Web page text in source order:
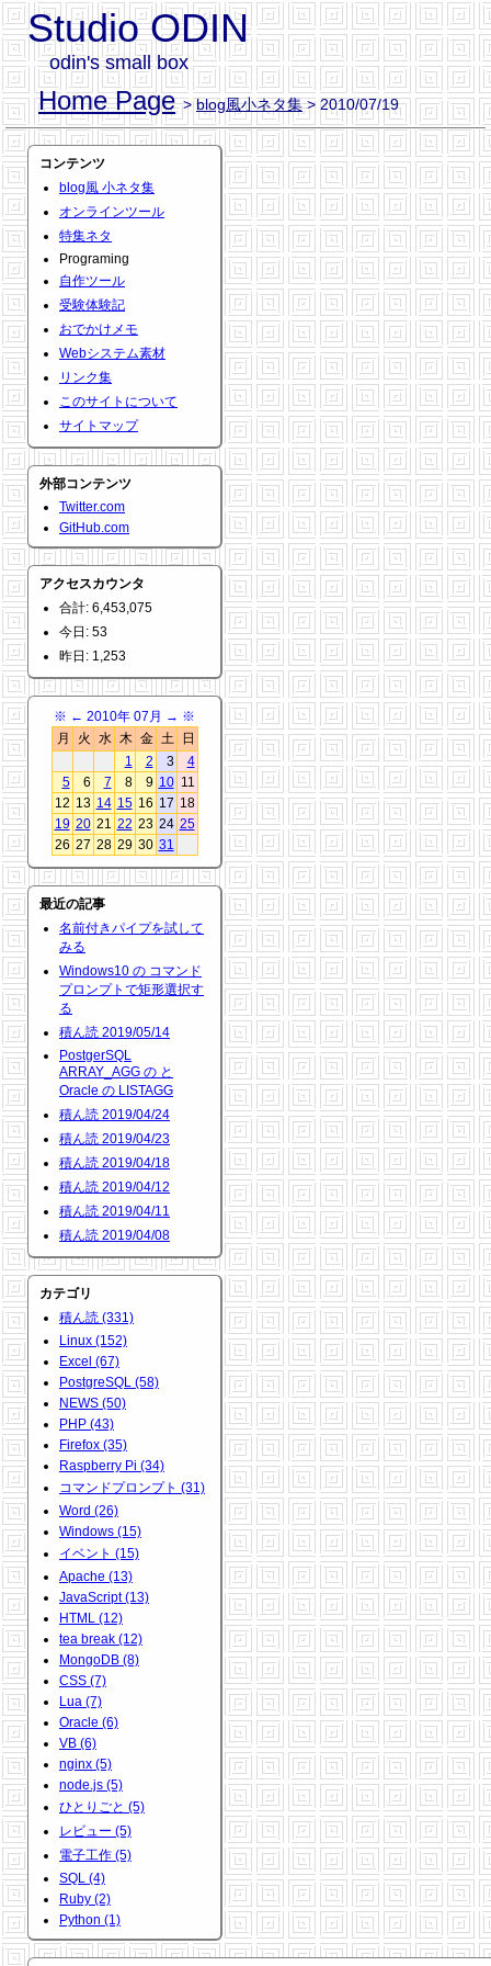
Studio ODIN
odin's small box
Home Page >blog風小ネタ集> 2010/07/19
コンテンツ
blog風 小ネタ集
オンラインツール
特集ネタ
Programing
自作ツール
受験体験記
おでかけメモ
Webシステム素材
リンク集
このサイトについて
サイトマップ
外部コンテンツ
Twitter.com
GitHub.com
アクセスカウンタ
合計: 6,453,075
今日: 53
昨日: 1,253
※ ← 2010年 07月 → ※
月
火 水 木 金 土
日
1
2 3
4
5
6 7 8 9 10 11
12 13 14 15 16 17 18
19 20 21 22 23 24 25
26 27 28 29 30 31
最近の記事
名前付きパイプを試して
みる
Windows10 の コマンド
プロンプトで矩形選択す
る
積ん読 2019/05/14
PostgerSQL
ARRAY_AGG の と
Oracle の LISTAGG
積ん読 2019/04/24
積ん読 2019/04/23
積ん読 2019/04/18
積ん読 2019/04/12
積ん読 2019/04/11
積ん読 2019/04/08
カテゴリ
積ん読 (331)
Linux (152)
Excel (67)
PostgreSQL (58)
NEWS (50)
PHP (43)
Firefox (35)
Raspberry Pi (34)
コマンドプロンプト (31)
Word (26)
Windows (15)
イベント (15)
Apache (13)
JavaScript (13)
HTML (12)
tea break (12)
MongoDB (8)
CSS (7)
Lua (7)
Oracle (6)
VB (6)
nginx (5)
node.js (5)
ひとりごと (5)
レビュー (5)
電子工作 (5)
SQL (4)
Ruby (2)
Python (1)